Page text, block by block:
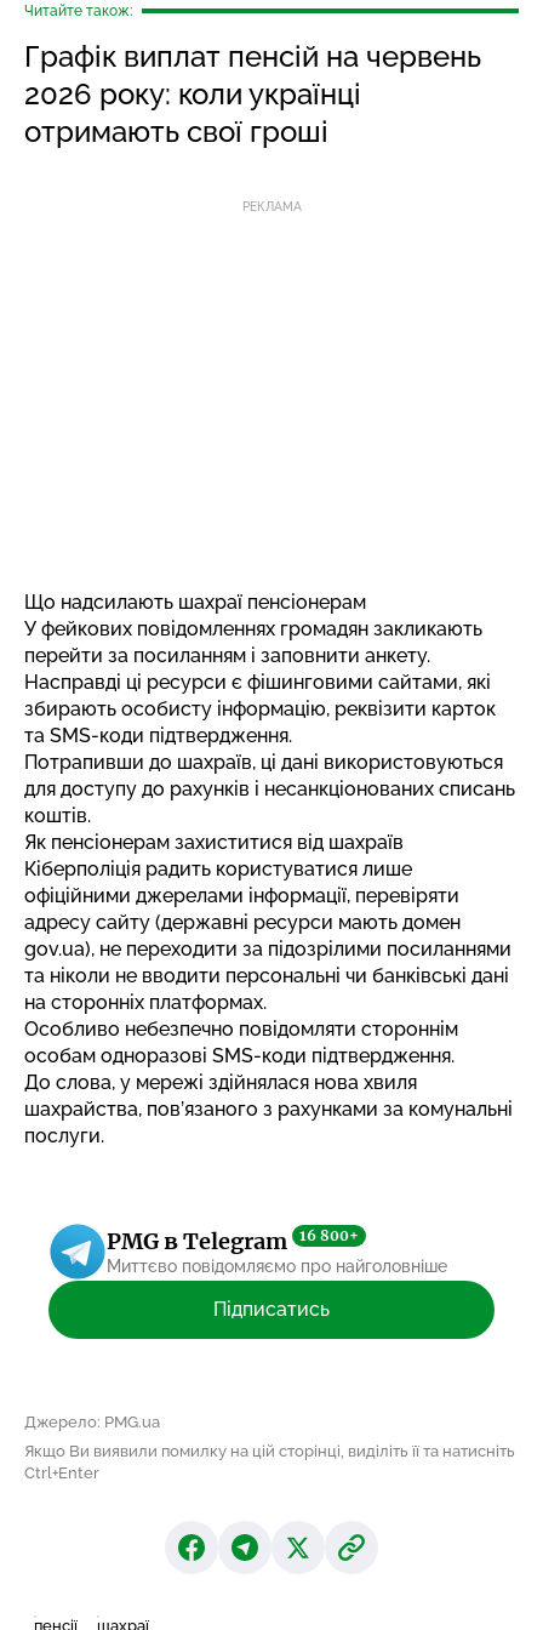
Читайте також:
Графік виплат пенсій на червень
2026 року: коли українці
отримають свої гроші
РЕКЛАМА
Що надсилають шахраї пенсіонерам
У фейкових повідомленнях громадян закликають
перейти за посиланням і заповнити анкету.
Насправді ці ресурси є фішинговими сайтами, які
збирають особисту інформацію, реквізити карток
та SMS-коди підтвердження.
Потрапивши до шахраїв, ці дані використовуються
для доступу до рахунків і несанкціонованих списань
коштів.
Як пенсіонерам захиститися від шахраїв
Кіберполіція радить користуватися лише
офіційними джерелами інформації, перевіряти
адресу сайту (державні ресурси мають домен
gov.ua), не переходити за підозрілими посиланнями
та ніколи не вводити персональні чи банківські дані
на сторонніх платформах.
Особливо небезпечно повідомляти стороннім
особам одноразові SMS-коди підтвердження.
До слова, у мережі здійнялася нова хвиля
шахрайства, пов’язаного з рахунками за комунальні
послуги.
PMG в Telegram 16 800+
Миттєво повідомляємо про найголовніше
Підписатись
Джерело: PMG.ua
Якщо Ви виявили помилку на цій сторінці, виділіть її та натисніть
Ctrl+Enter
пенсії шахраї